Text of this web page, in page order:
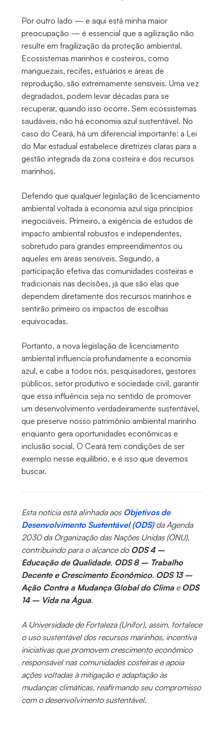
Por outro lado — e aqui está minha maior
preocupação — é essencial que a agilização não
resulte em fragilização da proteção ambiental.
Ecossistemas marinhos e costeiros, como
manguezais, recifes, estuários e áreas de
reprodução, são extremamente sensíveis. Uma vez
degradados, podem levar décadas para se
recuperar, quando isso ocorre. Sem ecossistemas
saudáveis, não há economia azul sustentável. No
caso do Ceará, há um diferencial importante: a Lei
do Mar estadual estabelece diretrizes claras para a
gestão integrada da zona costeira e dos recursos
marinhos.
Defendo que qualquer legislação de licenciamento
ambiental voltada à economia azul siga princípios
inegociáveis. Primeiro, a exigência de estudos de
impacto ambiental robustos e independentes,
sobretudo para grandes empreendimentos ou
aqueles em áreas sensíveis. Segundo, a
participação efetiva das comunidades costeiras e
tradicionais nas decisões, já que são elas que
dependem diretamente dos recursos marinhos e
sentirão primeiro os impactos de escolhas
equivocadas.
Portanto, a nova legislação de licenciamento
ambiental influencia profundamente a economia
azul, e cabe a todos nós, pesquisadores, gestores
públicos, setor produtivo e sociedade civil, garantir
que essa influência seja no sentido de promover
um desenvolvimento verdadeiramente sustentável,
que preserve nosso patrimônio ambiental marinho
enquanto gera oportunidades econômicas e
inclusão social. O Ceará tem condições de ser
exemplo nesse equilíbrio, e é isso que devemos
buscar.
Esta notícia está alinhada aos Objetivos de
Desenvolvimento Sustentável (ODS)da Agenda
2030 da Organização das Nações Unidas (ONU),
contribuindo para o alcance do ODS 4 –
Educação de Qualidade, ODS 8 – Trabalho
Decente e Crescimento Econômico, ODS 13 –
Ação Contra a Mudança Global do Climae ODS
14 – Vida na Água.
A Universidade de Fortaleza (Unifor), assim, fortalece
o uso sustentável dos recursos marinhos, incentiva
iniciativas que promovem crescimento econômico
responsável nas comunidades costeiras e apoia
ações voltadas à mitigação e adaptação às
mudanças climáticas, reafirmando seu compromisso
com o desenvolvimento sustentável.